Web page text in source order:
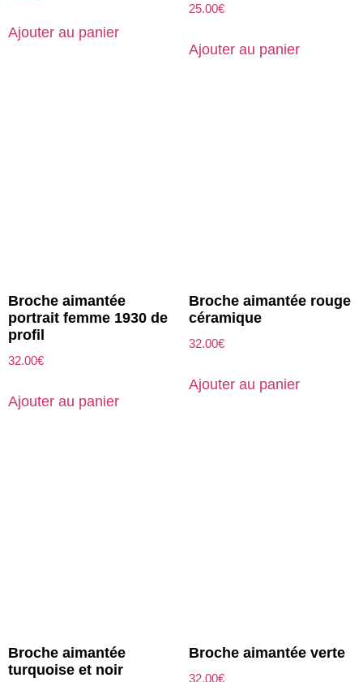
Ajouter au panier
25.00€
Ajouter au panier
Broche aimantée
portrait femme 1930 de
profil
32.00€
Ajouter au panier
Broche aimantée rouge
céramique
32.00€
Ajouter au panier
Broche aimantée
turquoise et noir
Broche aimantée verte
32.00€